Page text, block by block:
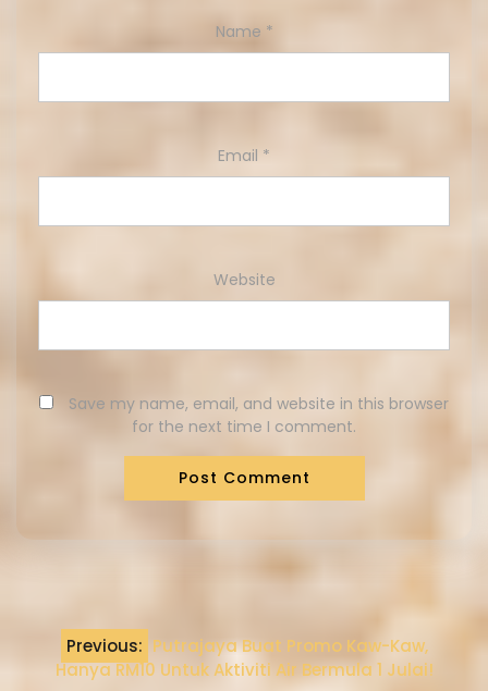
Name *
Email *
Website
Save my name, email, and website in this browser
for the next time I comment.
Previous: Putrajaya Buat Promo Kaw-Kaw,
Hanya RM10 Untuk Aktiviti Air Bermula 1 Julai!